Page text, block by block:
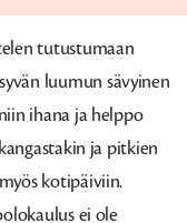
tutustumaan
luumun sävyinen
ihana ja helppo
ja pitkien
kotipäiviin.
ei ole